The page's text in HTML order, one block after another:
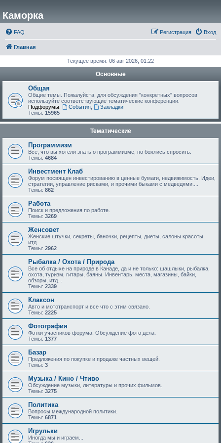
Каморка
FAQ Вход
Регистрация
Главная
Текущее время: 06 авг 2026, 01:22
Основные
Общая
Общие темы. Пожалуйста, для обсуждения "конкретных" вопросов
используйте соответствующие тематические конференции.
Подфорумы:
События,
Закладки
Темы: 15965
Тематические
Программизм
Все, что вы хотели знать о программизме, но боялись спросить.
Темы: 4684
Инвестмент Клаб
Форум посвящен инвестированию в ценные бумаги, недвижимость. Идеи,
стратегии, управление рисками, и прочими быками с медведями....
Темы: 862
Работа
Поиск и предложения по работе.
Темы: 3269
Женсовет
Женские штучки, секреты, баночки, рецепты, диеты, салоны красоты
итд...
Темы: 2962
Рыбалка / Охота / Природа
Все об отдыхе на природе в Канаде, да и не только: шашлыки, рыбалка,
охота, туризм, гитары, баяны. Инвентарь, места, магазины, байки,
обзоры, итд...
Темы: 2339
Клаксон
Авто и мототранспорт и все что с этим связано.
Темы: 2225
Фотография
Фотки учасников форума. Обсуждение фото дела.
Темы: 1377
Базар
Предложения по покупке и продаже частных вещей.
Темы: 3
Музыка / Кино / Чтиво
Обсуждение музыки, литературы и прочих фильмов.
Темы: 3275
Политика
Вопросы международной политики.
Темы: 6871
Игрульки
Иногда мы и играем...